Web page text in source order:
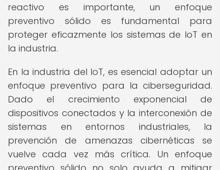
reactivo es importante, un enfoque
preventivo sólido es fundamental para
proteger eficazmente los sistemas de IoT en
la industria.
En la industria del IoT, es esencial adoptar un
enfoque preventivo para la ciberseguridad.
Dado el crecimiento exponencial de
dispositivos conectados y la interconexión de
sistemas en entornos industriales, la
prevención de amenazas cibernéticas se
vuelve cada vez más crítica. Un enfoque